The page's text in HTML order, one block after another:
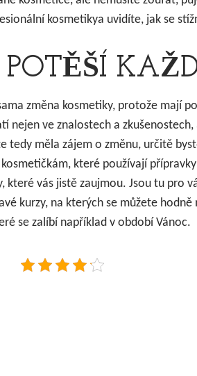
kosmetikya uvidíte, jak se
změna kosmetiky, protože mají
nejen ve znalostech a
tedy měla zájem o změnu, určitě
které používají
které vás jistě zaujmou. Jsou tu pro
kurzy, na kterých se můžete
se zalíbí například v období Vánoc.